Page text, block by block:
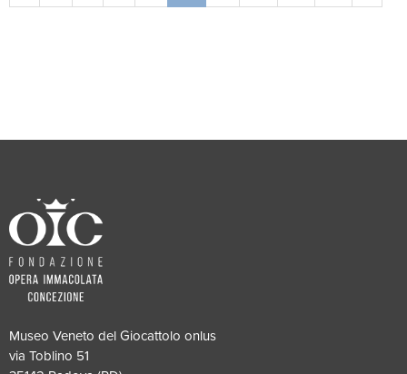
Museo Veneto del Giocattolo onlus
via Toblino 51